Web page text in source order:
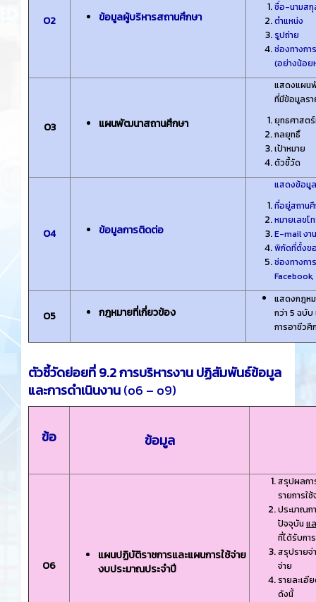
O2 ข้อมูลผู้บริหารสถานศึกษา
ชื่อ-นามส
ตําแหน่ง
รูปถ่าย
ช่องทางก
(อย่างน้อย
O3 แผนพัฒนาสถานศึกษา
แสดงแผน
ที่มีข้อมูลร
ยุทธศาสต
กลยุทธิ์
เป้าหมาย
ตัวชี้วัด
O4 ข้อมูลการติดต่อ
แสดงข้อมู
ที่อยู่สถาน
หมายเลข
E-mail ง
พิกัดที่ตั้งข
ช่องทางก
O5 กฎหมายที่เกี่ยวข้อง
แสดงกฎห
กว่า 5 ฉบับ
การอาชีวศึ
ตัวชี้วัดย่อยที่ 9.2 การบริหารงาน ปฏิสัมพันธ์ข้อมูล
และการดําเนินงาน(o6 – o9)
ข้อ ข้อมูล
O6
แผนปฏิบัติราชการและแผนการใช้จ่าย
งบประมาณประจําปี
สรุปผลกา
รายการใช้
ประมาณก
ปัจจุบัน แ
ที่ได้รับกา
สรุปรายจ่
จ่าย
รายละเอี
ดังนี้